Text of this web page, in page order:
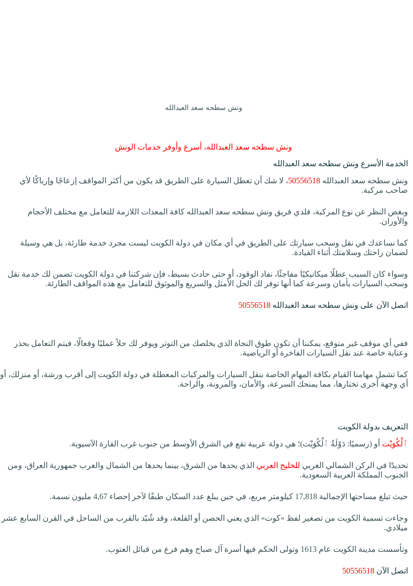
ونش سطحه سعد العبدالله
ونش سطحه سعد العبدالله، أسرع وأوفر خدمات الونش
الخدمة الأسرع ونش سطحه سعد العبدالله
ونش سطحه سعد العبدالله 50556518، لا شك أن تعطل السيارة على الطريق قد يكون من أكثر المواقف إزعاجًا وإرباكًا لأي
صاحب مركبة.
وبغض النظر عن نوع المركبة، فلدي فريق ونش سطحه سعد العبدالله كافة المعدات اللازمة للتعامل مع مختلف الأحجام
والأوزان.
كما نساعدك في نقل وسحب سيارتك على الطريق في أي مكان في دولة الكويت ليست مجرد خدمة طارئة، بل هي وسيلة
لضمان راحتك وسلامتك أثناء القيادة.
وسواء كان السبب عطلًا ميكانيكيًا مفاجئًا، نفاد الوقود، أو حتى حادث بسيط، فإن شركتنا في دولة الكويت تضمن لك خدمة نقل
وسحب السيارات بأمان وسرعة كما أنها توفر لك الحل الأمثل والسريع والموثوق للتعامل مع هذه المواقف الطارئة.
اتصل الآن على ونش سطحه سعد العبدالله 50556518
ففي أي موقف غير متوقع، يمكننا أن تكون طوق النجاة الذي يخلصك من التوتر ويوفر لك حلاً عمليًا وفعالًا، فيتم التعامل بحذر
وعناية خاصة عند نقل السيارات الفاخرة أو الرياضية.
كما تشمل مهامنا القيام بكافة المهام الخاصة بنقل السيارات والمركبات المعطلة في دولة الكويت إلى أقرب ورشة، أو منزلك، أو
أي وجهة أخرى تختارها، مما يمنحك السرعة، والأمان، والمرونة، والراحة.
التعريف بدولة الكويت
ٱلْكُوَيْت أو (رسميًا: دَوْلَةُ ٱلْكُوَيْت)؛ هي دولة عربية تقع في الشرق الأوسط من جنوب غرب القارة الآسيوية.
تحديدًا في الركن الشمالي الغربي للخليج العربي الذي يحدها من الشرق، بينما يحدها من الشمال والغرب جمهورية العراق، ومن
الجنوب المملكة العربية السعودية.
حيث تبلغ مساحتها الإجمالية 17,818 كيلومتر مربع، في حين يبلغ عدد السكان طبقًا لآخر إحصاء 4,67 مليون نسمة.
وجاءت تسمية الكويت من تصغير لفظ «كوت» الذي يعني الحصن أو القلعة، وقد شُيّد بالقرب من الساحل في القرن السابع عشر
ميلادي.
وتأسست مدينة الكويت عام 1613 وتولى الحكم فيها أسرة آل صباح وهم فرع من قبائل العتوب.
اتصل الآن 50556518